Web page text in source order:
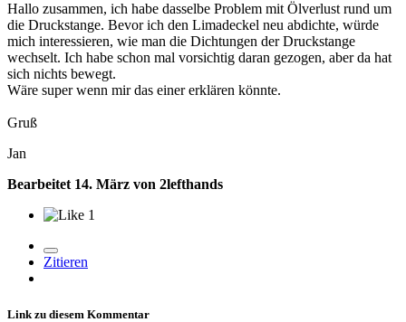
Hallo zusammen, ich habe dasselbe Problem mit Ölverlust rund um
die Druckstange. Bevor ich den Limadeckel neu abdichte, würde
mich interessieren, wie man die Dichtungen der Druckstange
wechselt. Ich habe schon mal vorsichtig daran gezogen, aber da hat
sich nichts bewegt.
Wäre super wenn mir das einer erklären könnte.
Gruß
Jan
Bearbeitet 14. März von 2lefthands
1
Zitieren
Link zu diesem Kommentar